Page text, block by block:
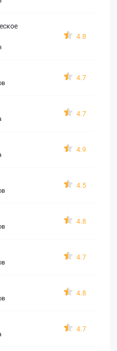
4.8
4.7
4.7
4.9
4.5
4.8
4.7
4.8
4.7